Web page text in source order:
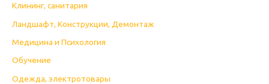
Клининг, санитария
Ландшафт, Конструкции, Демонтаж
Медицина и Психология
Обучение
Одежда, электротовары